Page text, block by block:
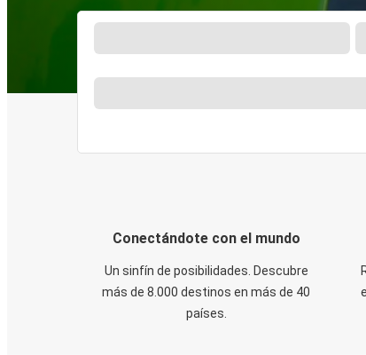
Conectándote con el mundo
Un sinfín de posibilidades. Descubre
más de 8.000 destinos en más de 40
países.